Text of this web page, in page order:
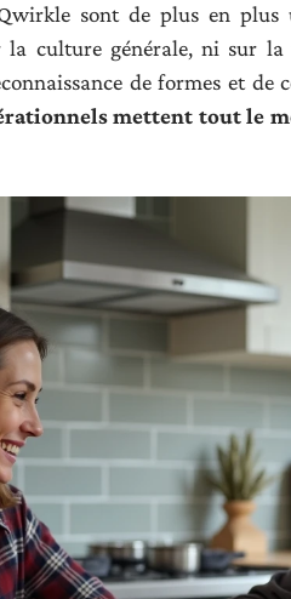
sont de plus en plus
la culture générale, ni sur
de formes et de
mettent tout le